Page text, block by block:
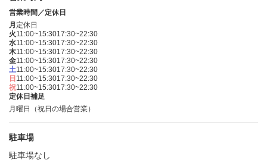
営業時間／定休日
月 定休日
火11:00~15:3017:30~22:30
水11:00~15:3017:30~22:30
木11:00~15:3017:30~22:30
金11:00~15:3017:30~22:30
土11:00~15:3017:30~22:30
日 11:00~15:3017:30~22:30
祝11:00~15:3017:30~22:30
定休日補足
月曜日（祝日の場合営業）
駐車場
駐車場なし